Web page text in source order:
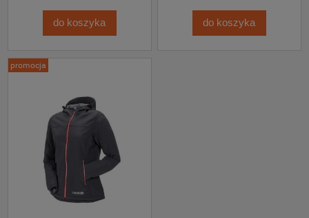
do koszyka do koszyka
promocja